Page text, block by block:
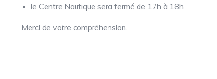
le Centre Nautique sera fermé de 17h à 18h
Merci de votre compréhension.